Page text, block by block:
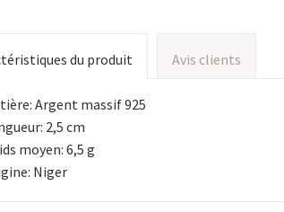
du produit Avis clients
Argent massif 925
2,5 cm
moyen: 6,5 g
Niger